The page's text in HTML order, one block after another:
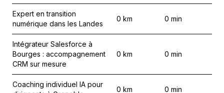
Expert en transition
numérique dans les Landes
0 km 0 min
Intégrateur Salesforce à
Bourges : accompagnement
CRM sur mesure
0 km 0 min
Coaching individuel IA pour
0 km 0 min